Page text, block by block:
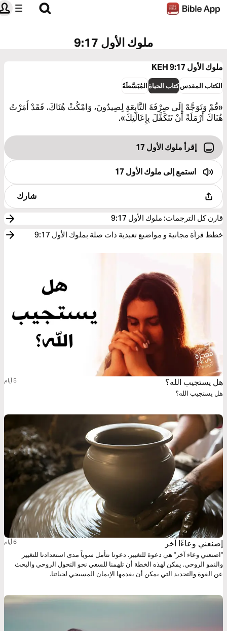
ملوك الأول 9:17
ملوك الأول 9:17 KEH
الكتاب المقدسكتاب الحياةالمُبَسَّطَةُ
«قُمْ وَتَوَجَّهْ إِلَى صِرْفَةَ التَّابِعَةِ لِصِيدُونَ، وَامْكُثْ هُنَاكَ، فَقَدْ أَمَرْتُ
هُنَاكَ أَرْمَلَةً أَنْ تَتَكَفَّلَ بِإِعَالَتِكَ».
إقرأ ملوك الأول 17
استمع إلىملوك الأول 17
شارك
قارن كل الترجمات:ملوك الأول 9:17
خطط قرأة مجانية و مواضيع تعبدية ذات صلة بملوك الأول 9:17
هل يستجيب الله؟
هل يستجيب الله؟
إصنعني وعاءًا آخر
"اصنعني وعاء آخر" هي دعوة للتغيير. دعونا نتأمل سوياً مدى استعدادنا للتغيير
والنمو الروحي. يمكن لهذه الخطة أن تلهمنا للسعي نحو التحول الروحي والبحث
عن القوة والتجديد التي يمكن أن يقدمها الإيمان المسيحي لحياتنا.